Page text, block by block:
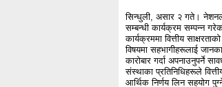
सिन्धुली, असार २ गते। नेशनल
सम्बन्धी कार्यक्रम सम्पन्न
कार्यक्रममा वित्तीय
विषयमा सहभागीहरूलाई
कारोबार गर्दा अपनाउनुपर्ने
संस्थाका प्रतिनिधिहरूले
आर्थिक निर्णय लिन सहयोग